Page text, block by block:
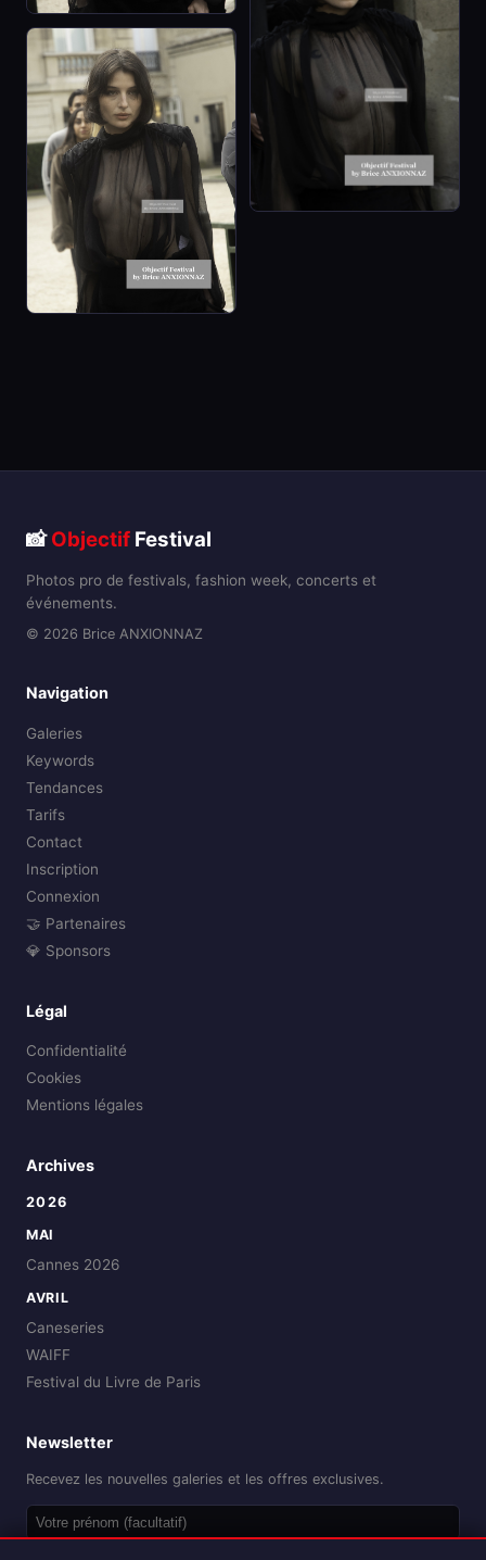
📸Objectif Festival
Photos pro de festivals, fashion week, concerts et
événements.
© 2026 Brice ANXIONNAZ
Navigation
Galeries
Keywords
Tendances
Tarifs
Contact
Inscription
Connexion
🤝 Partenaires
💎 Sponsors
Légal
Confidentialité
Cookies
Mentions légales
Archives
2026
MAI
Cannes 2026
AVRIL
Caneseries
WAIFF
Festival du Livre de Paris
Newsletter
Recevez les nouvelles galeries et les offres exclusives.